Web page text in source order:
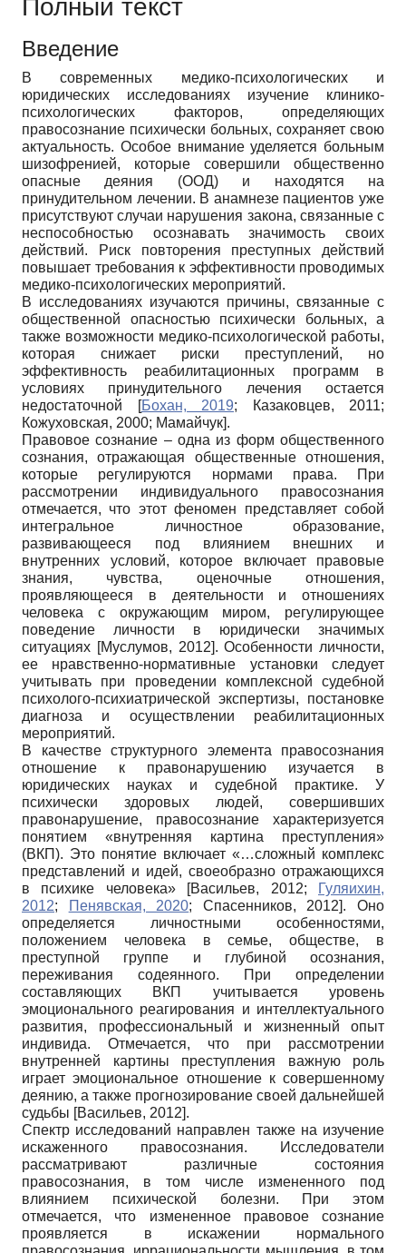
Полный текст
Введение
В современных медико-психологических и
юридических исследованиях изучение клинико-
психологических факторов, определяющих
правосознание психически больных, сохраняет свою
актуальность. Особое внимание уделяется больным
шизофренией, которые совершили общественно
опасные деяния (ООД) и находятся на
принудительном лечении. В анамнезе пациентов уже
присутствуют случаи нарушения закона, связанные с
неспособностью осознавать значимость своих
действий. Риск повторения преступных действий
повышает требования к эффективности проводимых
медико-психологических мероприятий.
В исследованиях изучаются причины, связанные с
общественной опасностью психически больных, а
также возможности медико-психологической работы,
которая снижает риски преступлений, но
эффективность реабилитационных программ в
условиях принудительного лечения остается
недостаточной
[Бохан, 2019; Казаковцев, 2011;
Кожуховская, 2000; Мамайчук].
Правовое сознание – одна из форм общественного
сознания, отражающая общественные отношения,
которые регулируются нормами права. При
рассмотрении индивидуального правосознания
отмечается, что этот феномен представляет собой
интегральное личностное образование,
развивающееся под влиянием внешних и
внутренних условий, которое включает правовые
знания, чувства, оценочные отношения,
проявляющееся в деятельности и отношениях
человека с окружающим миром, регулирующее
поведение личности в юридически значимых
ситуациях [Муслумов, 2012]. Особенности личности,
ее нравственно-нормативные установки следует
учитывать при проведении комплексной судебной
психолого-психиатрической экспертизы, постановке
диагноза и осуществлении реабилитационных
мероприятий.
В качестве структурного элемента правосознания
отношение к правонарушению изучается в
юридических науках и судебной практике. У
психически здоровых людей, совершивших
правонарушение, правосознание характеризуется
понятием «внутренняя картина преступления»
(ВКП). Это понятие включает «…сложный комплекс
представлений и идей, своеобразно отражающихся
в психике человека»
[Васильев, 2012;
Гуляихин,
2012; Пенявская, 2020; Спасенников, 2012]. Оно
определяется личностными особенностями,
положением человека в семье, обществе, в
преступной группе и глубиной осознания,
переживания содеянного. При определении
составляющих ВКП учитывается уровень
эмоционального реагирования и интеллектуального
развития, профессиональный и жизненный опыт
индивида. Отмечается, что при рассмотрении
внутренней картины преступления важную роль
играет эмоциональное отношение к совершенному
деянию, а также прогнозирование своей дальнейшей
судьбы [Васильев, 2012].
Спектр исследований направлен также на изучение
искаженного правосознания. Исследователи
рассматривают различные состояния
правосознания, в том числе измененного под
влиянием психической болезни. При этом
отмечается, что измененное правовое сознание
проявляется в искажении нормального